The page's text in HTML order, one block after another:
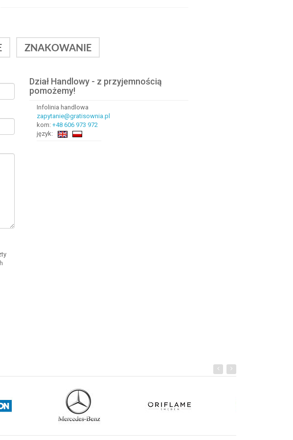
ZNAKOWANIE
Dział Handlowy - z przyjemnością
pomożemy!
Infolinia handlowa
zapytanie@gratisownia.pl
kom:+48 606 973 972
język: